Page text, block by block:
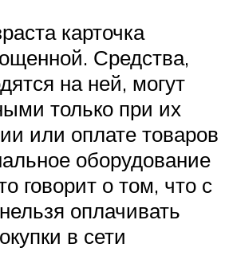
карточка
Средства,
на ней, могут
только при их
или оплате товаров
оборудование
говорит о том, что с
оплачивать
в сети